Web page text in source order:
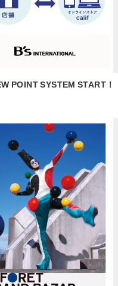
POINT SYSTEM START！